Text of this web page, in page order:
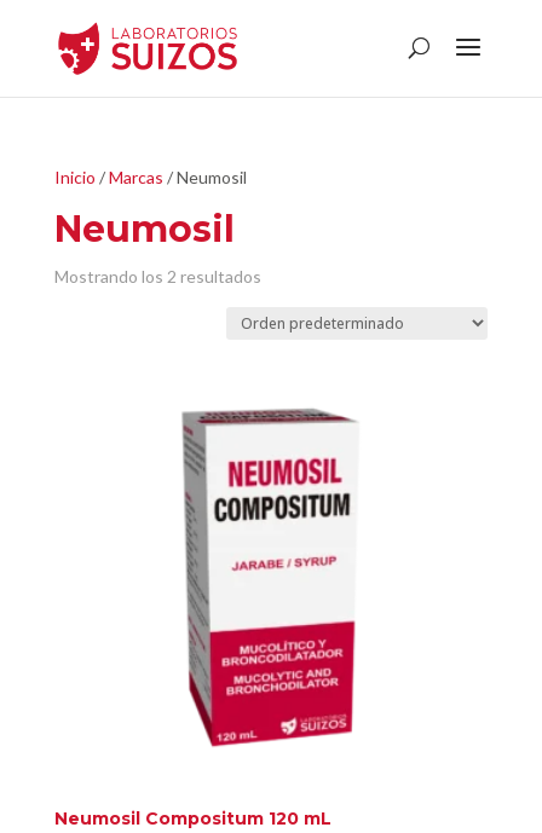
Inicio /Marcas / Neumosil
Neumosil
Mostrando los 2 resultados
Neumosil Compositum 120 mL